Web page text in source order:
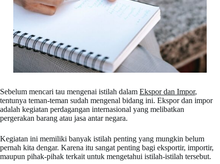
Sebelum mencari tau mengenai istilah dalam Ekspor dan Impor,
tentunya teman-teman sudah mengenal bidang ini. Ekspor dan impor
adalah kegiatan perdagangan internasional yang melibatkan
pergerakan barang atau jasa antar negara.
Kegiatan ini memiliki banyak istilah penting yang mungkin belum
pernah kita dengar. Karena itu sangat penting bagi eksportir, importir,
maupun pihak-pihak terkait untuk mengetahui istilah-istilah tersebut.